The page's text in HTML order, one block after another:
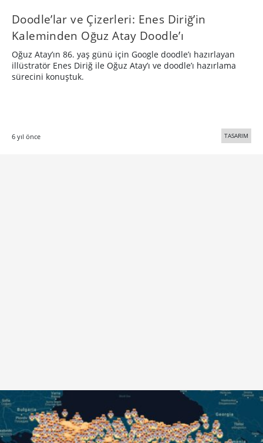
Doodle’lar ve Çizerleri: Enes Diriğ’in
Kaleminden Oğuz Atay Doodle’ı
Oğuz Atay’ın 86. yaş günü için Google doodle’ı hazırlayan
illüstratör Enes Diriğ ile Oğuz Atay’ı ve doodle’ı hazırlama
sürecini konuştuk.
6 yıl önce TASARIM